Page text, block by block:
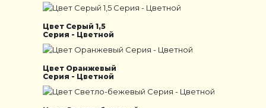
Цвет Серый 1,5
Серия - Цветной
Цвет Оранжевый
Серия - Цветной